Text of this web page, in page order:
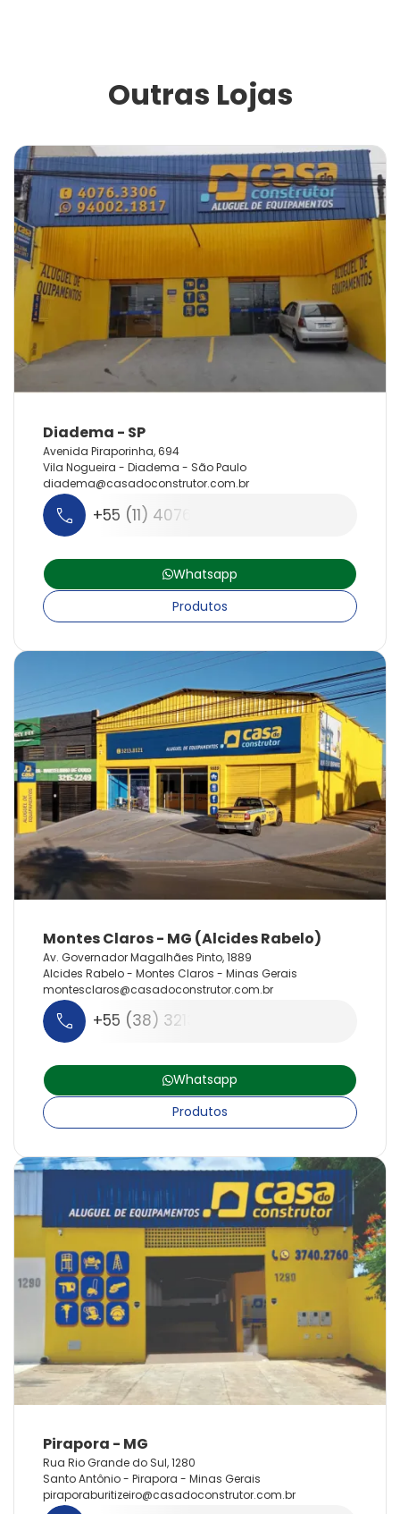
Outras Lojas
Avenida Piraporinha, 694
Vila Nogueira - Diadema - São Paulo
diadema@casadoconstrutor.com.br
+55 (11) 4076-3309
Whatsapp
Produtos
Av. Governador Magalhães Pinto, 1889
Alcides Rabelo - Montes Claros - Minas Gerais
montesclaros@casadoconstrutor.com.br
+55 (38) 3213-8121
Whatsapp
Produtos
Rua Rio Grande do Sul, 1280
Santo Antônio - Pirapora - Minas Gerais
piraporaburitizeiro@casadoconstrutor.com.br